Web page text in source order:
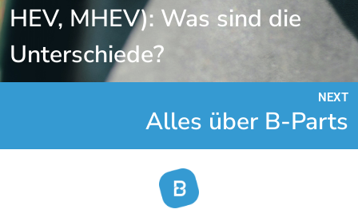
HEV, MHEV): Was sind die
Unterschiede?
NEXT
Alles über B-Parts